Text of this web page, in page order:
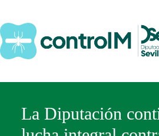
contenido
La Diputación